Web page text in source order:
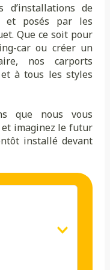
d’installations de
et posés par les
Que ce soit pour
car ou créer un
nos carports
à tous les styles
que nous vous
et imaginez le futur
installé devant